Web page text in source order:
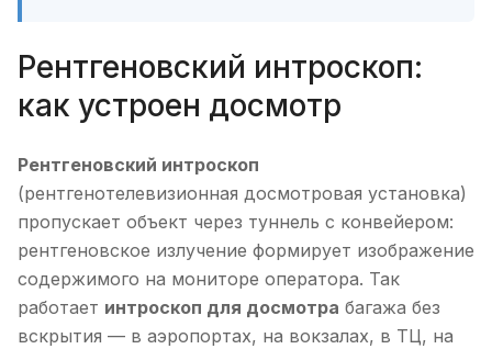
Рентгеновский интроскоп:
как устроен досмотр
Рентгеновский интроскоп
(рентгенотелевизионная досмотровая установка)
пропускает объект через туннель с конвейером:
рентгеновское излучение формирует изображение
содержимого на мониторе оператора. Так
работает интроскоп для досмотра багажа без
вскрытия — в аэропортах, на вокзалах, в ТЦ, на